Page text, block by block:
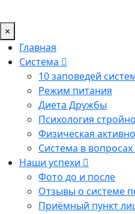
×
Главная
Система
10 заповедей
Режим питания
Диета Дружбы
Психология
Физическая
Система в вопросах
Наши успехи
Фото до и после
Отзывы о системе
Приёмный пункт